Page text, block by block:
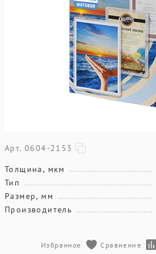
Арт. 0604-2153
Толщина, мкм
Тип
Размер, мм
Производитель
Избранное Сравнение